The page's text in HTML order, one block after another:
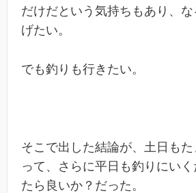
だけだという気持ちもあり、
げたい。
でも釣りも行きたい。
そこで出した結論が、土日も
って、さらに平日も釣りにい
たら良いか？だった。